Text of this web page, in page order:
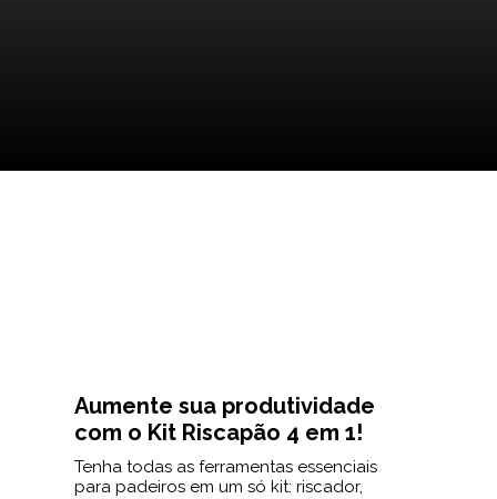
Aumente sua produtividade
com o Kit Riscapão 4 em 1!
Tenha todas as ferramentas essenciais
para padeiros em um só kit: riscador,